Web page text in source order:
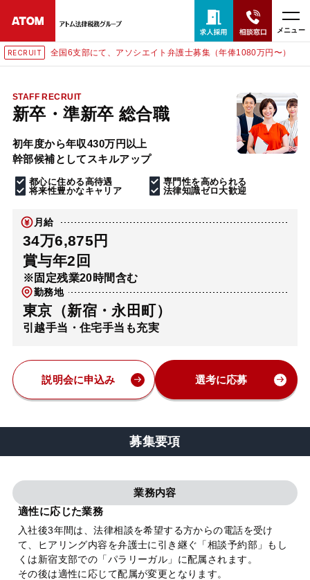
メニュー
RECRUIT 全国6支部にて、アソシエイト弁護士募集（年俸1080万円〜）
STAFF RECRUIT
新卒・準新卒 総合職
初年度から年収430万円以上
幹部候補としてスキルアップ
都心に住める高待遇
専門性を高められる
将来性豊かなキャリア
法律知識ゼロ大歓迎
月給
34万6,875円
賞与年2回
※固定残業20時間含む
勤務地
東京（新宿・永田町）
引越手当・住宅手当も充実
説明会に申込み 選考に応募
募集要項
業務内容
適性に応じた業務
入社後3年間は、法律相談を希望する方からの電話を受け
て、ヒアリング内容を弁護士に引き継ぐ「相談予約部」もし
くは新宿支部での「パラリーガル」に配属されます。
その後は適性に応じて配属が変更となります。
24時間365日全国対応
無料相談窓口はこちら
電話・LINE・メールで相談予約受付中
ホーム
解決実績
アクセス
弁護士・税理士
お知らせ
特設サイト